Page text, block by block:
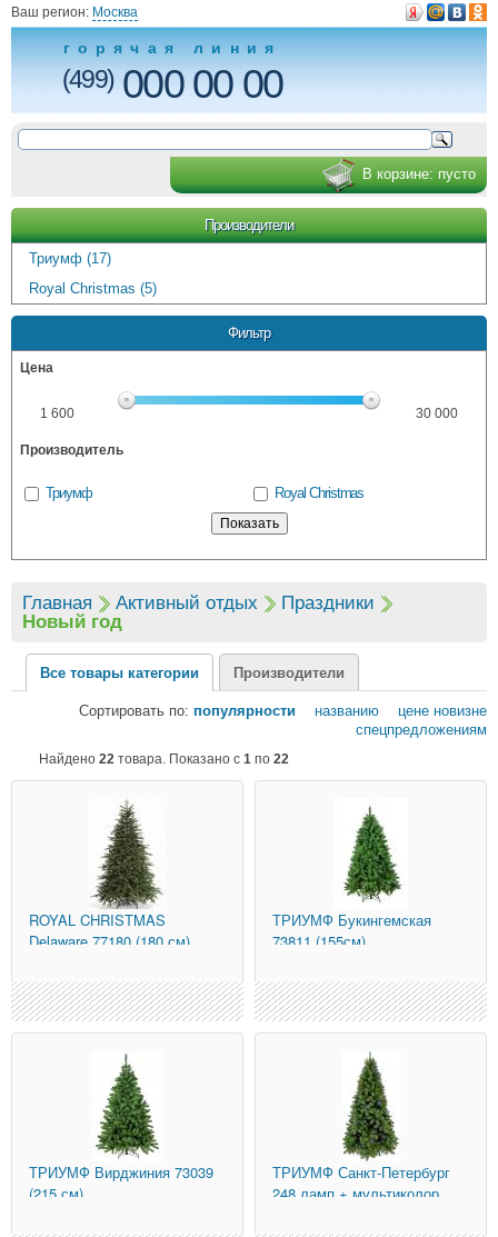
Ваш регион: Москва
горячая линия
(499)000 00 00
В корзине: пусто
Производители
Триумф (17)
Royal Christmas (5)
Фильтр
Цена
1 600 30 000
Производитель
Триумф Royal Christmas
Главная Активный отдых
Праздники
Новый год
Все товары категории Производители
Сортировать по: популярности названию цене новизне
спецпредложениям
Найдено 22 товара. Показано с 1 по 22
ROYAL CHRISTMAS
Delaware 77180 (180 см)
ТРИУМФ Букингемская
73811 (155см)
ТРИУМФ Вирджиния 73039
(215 см)
ТРИУМФ Санкт-Петербург
248 ламп + мультиколор